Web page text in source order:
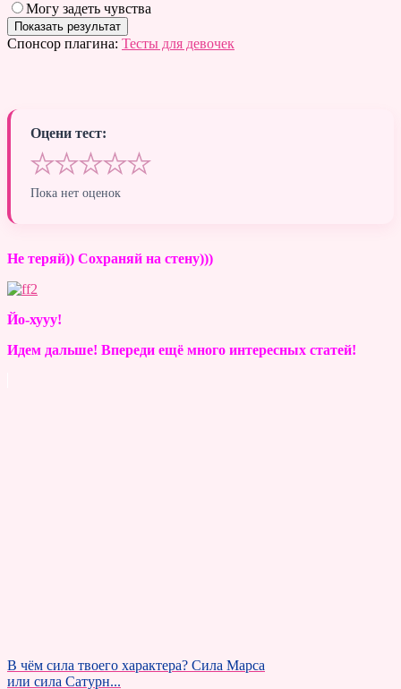
Могу задеть чувства
Спонсор плагина: Тесты для девочек
Оцени тест:
★★★★★
Пока нет оценок
Не теряй)) Сохраняй на стену)))
Йо-хууу!
Идем дальше! Впереди ещё много интересных статей!
В чём сила твоего характера? Сила Марса
или сила Сатурн...